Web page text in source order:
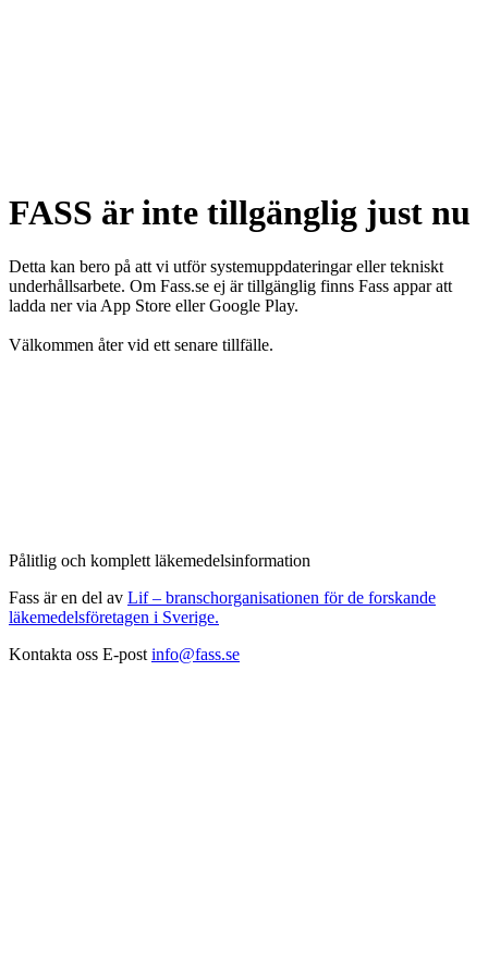
FASS är inte tillgänglig just nu
Detta kan bero på att vi utför systemuppdateringar eller tekniskt
underhållsarbete. Om Fass.se ej är tillgänglig finns Fass appar att
ladda ner via App Store eller Google Play.
Välkommen åter vid ett senare tillfälle.
Pålitlig och komplett läkemedelsinformation
Fass är en del av Lif – branschorganisationen för de forskande
läkemedelsföretagen i Sverige.
Kontakta oss E-post info@fass.se